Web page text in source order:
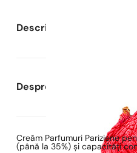
Descrierea parfumului
Despre Parfumuri
Creăm Parfumuri Pariziene
(până la 35%) și capacități